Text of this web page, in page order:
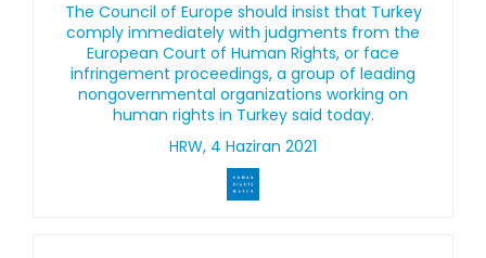
The Council of Europe should insist that Turkey
comply immediately with judgments from the
European Court of Human Rights, or face
infringement proceedings, a group of leading
nongovernmental organizations working on
human rights in Turkey said today.
HRW, 4 Haziran 2021